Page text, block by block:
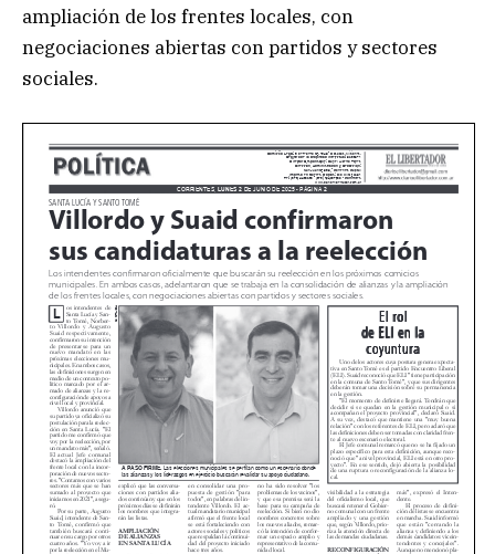
ampliación de los frentes locales, con
negociaciones abiertas con partidos y sectores
sociales.